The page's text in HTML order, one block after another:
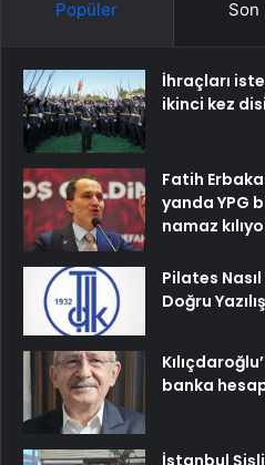
Popüler Son
İhraçları
ikinci kez
Fatih
yanda YPG
namaz
Pilates Nasıl
Doğru
banka
İstanbul